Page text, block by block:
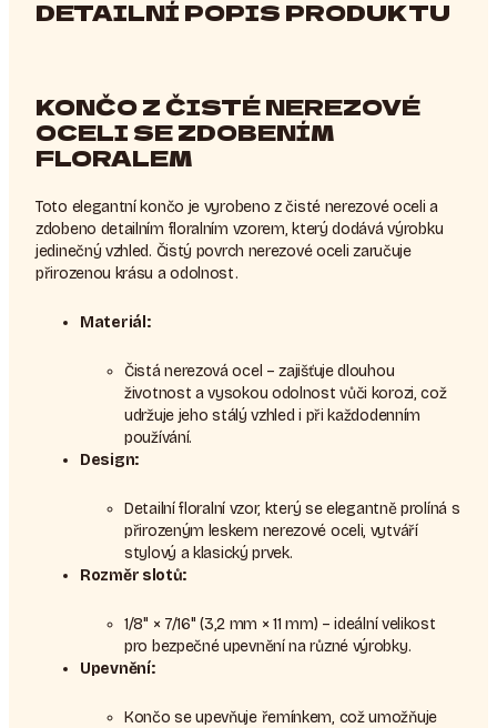
DETAILNÍ POPIS PRODUKTU
KONČO Z ČISTÉ NEREZOVÉ
OCELI SE ZDOBENÍM
FLORALEM
Toto elegantní končo je vyrobeno z čisté nerezové oceli a
zdobeno detailním floralním vzorem, který dodává výrobku
jedinečný vzhled. Čistý povrch nerezové oceli zaručuje
přirozenou krásu a odolnost.
Materiál:
Čistá nerezová ocel – zajišťuje dlouhou
životnost a vysokou odolnost vůči korozi, což
udržuje jeho stálý vzhled i při každodenním
používání.
Design:
Detailní floralní vzor, který se elegantně prolíná s
přirozeným leskem nerezové oceli, vytváří
stylový a klasický prvek.
Rozměr slotů:
1/8" × 7/16" (3,2 mm × 11 mm) – ideální velikost
pro bezpečné upevnění na různé výrobky.
Upevnění:
Končo se upevňuje řemínkem, což umožňuje